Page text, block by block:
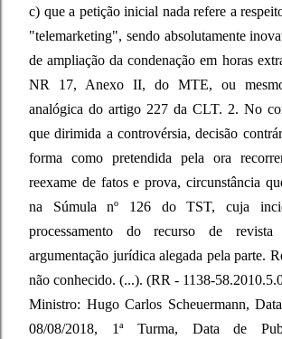
c) que a petição inicial nada refere a
"telemarketing", sendo absolutamente
de ampliação da condenação em horas
NR 17, Anexo II, do MTE, ou
analógica do artigo 227 da CLT. 2. No
que dirimida a controvérsia, decisão
forma como pretendida pela ora
reexame de fatos e prova, circunstância
na Súmula nº 126 do TST, cuja
processamento do recurso de
argumentação jurídica alegada pela parte.
não conhecido. (...). (RR - 1138-
Ministro: Hugo Carlos Scheuermann,
08/08/2018, 1ª Turma, Data de